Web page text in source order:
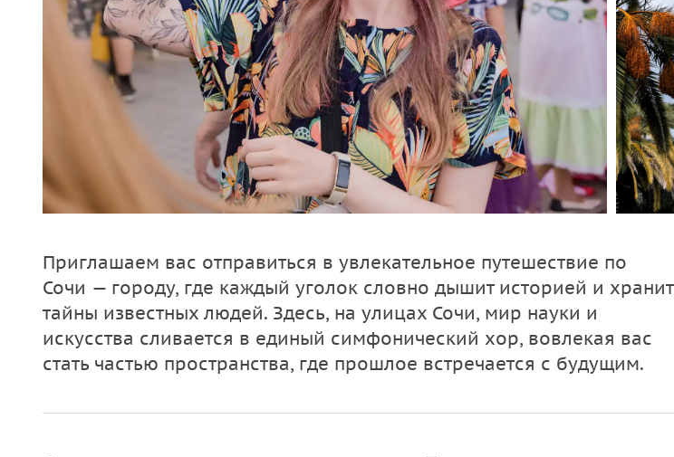
Приглашаем вас отправиться в увлекательное путешествие по
Сочи — городу, где каждый уголок словно дышит историей и хранит
тайны известных людей. Здесь, на улицах Сочи, мир науки и
искусства сливается в единый симфонический хор, вовлекая вас
стать частью пространства, где прошлое встречается с будущим.